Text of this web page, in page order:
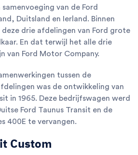
van de Ford
Duitsland en Ierland. Binnen
deze drie afdelingen van Ford grote
En dat terwijl het alle drie
van Ford Motor Company.
tussen de
was de ontwikkeling van
in 1965. Deze bedrijfswagen werd
Ford Taunus Transit en de
400E te vervangen.
Custom